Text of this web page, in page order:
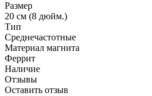
Размер
20 см (8 дюйм.)
Тип
Среднечастотные
Материал магнита
Феррит
Наличие
Отзывы
Оставить отзыв